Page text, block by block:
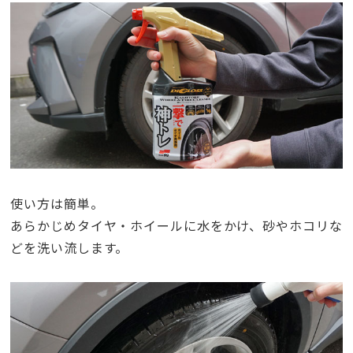
使い方は簡単。
あらかじめタイヤ・ホイールに水をかけ、砂やホコリな
どを洗い流します。